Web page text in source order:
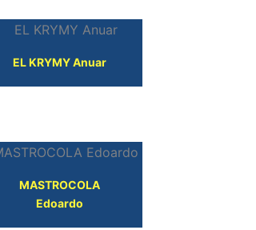
EL KRYMY Anuar
MASTROCOLA
Edoardo